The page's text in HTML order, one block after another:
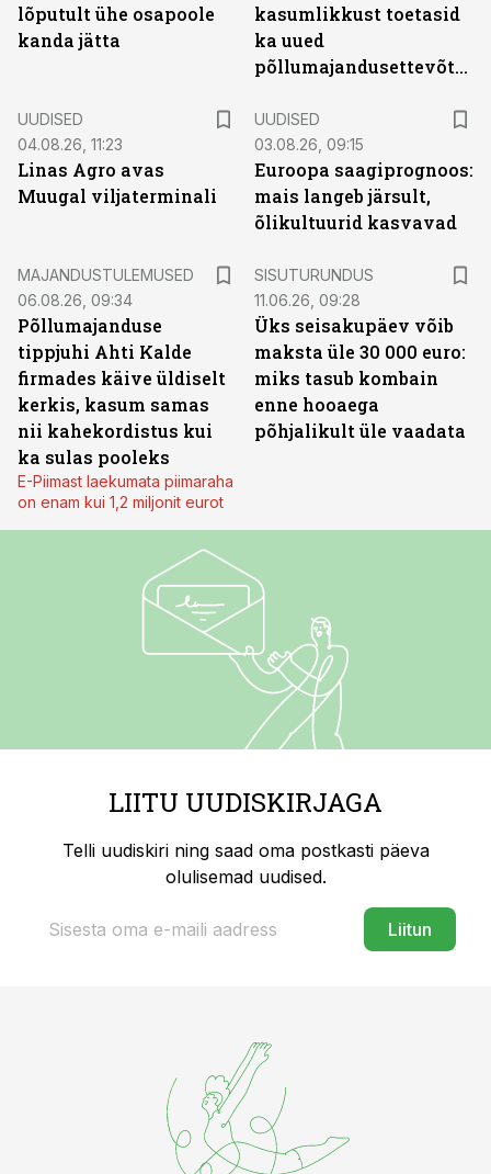
lõputult ühe osapoole
kanda jätta
kasumlikkust toetasid
ka uued
põllumajandusettevõtted
UUDISED
04.08.26, 11:23
Linas Agro avas
Muugal viljaterminali
UUDISED
03.08.26, 09:15
Euroopa saagiprognoos:
mais langeb järsult,
õlikultuurid kasvavad
MAJANDUSTULEMUSED
06.08.26, 09:34
Põllumajanduse
tippjuhi Ahti Kalde
firmades käive üldiselt
kerkis, kasum samas
nii kahekordistus kui
ka sulas pooleks
E-Piimast laekumata piimaraha
on enam kui 1,2 miljonit eurot
SISUTURUNDUS
11.06.26, 09:28
Üks seisakupäev võib
maksta üle 30 000 euro:
miks tasub kombain
enne hooaega
põhjalikult üle vaadata
LIITU UUDISKIRJAGA
Telli uudiskiri ning saad oma postkasti päeva
olulisemad uudised.
Liitun